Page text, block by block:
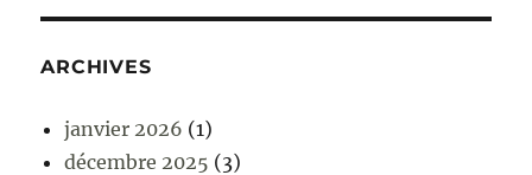
ARCHIVES
janvier 2026 (1)
décembre 2025 (3)